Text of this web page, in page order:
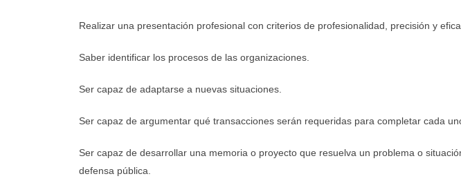
Realizar una presentación profesional con criterios de profesionalidad, precisión y
Saber identificar los procesos de las organizaciones.
Ser capaz de adaptarse a nuevas situaciones.
Ser capaz de argumentar qué transacciones serán requeridas para completar cada
Ser capaz de desarrollar una memoria o proyecto que resuelva un problema o
defensa pública.